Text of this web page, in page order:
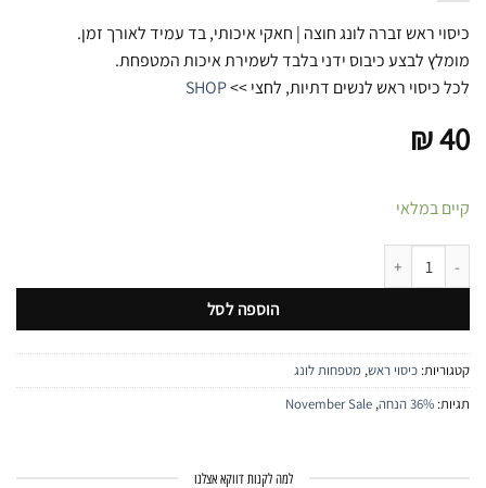
כיסוי ראש זברה לונג חוצה | חאקי איכותי, בד עמיד לאורך זמן.
מומלץ לבצע כיבוס ידני בלבד לשמירת איכות המטפחת.
לכל כיסוי ראש לנשים דתיות, לחצי >>SHOP
₪40
קיים במלאי
כמות של כיסוי ראש זברה לונג חוצה | חאקי
הוספה לסל
קטגוריות: כיסוי ראש, מטפחות לונג
תגיות: 36% הנחה ,
November Sale
למה לקנות דווקא אצלנו